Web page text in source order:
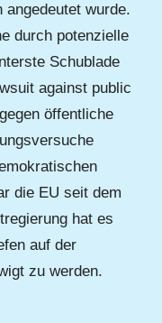
angedeutet wurde.
durch potenzielle
Schublade
against public
öffentliche
die EU seit dem
hat es
auf der
zu werden.